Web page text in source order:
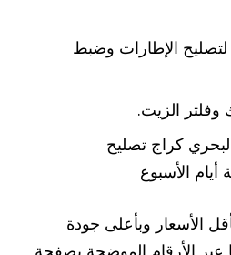
الإطارات وضبط
الزيت.
كراج تصليح
الأسبوع
الأسعار وبأعلى جودة
الأرقام الموضحة بصفحة